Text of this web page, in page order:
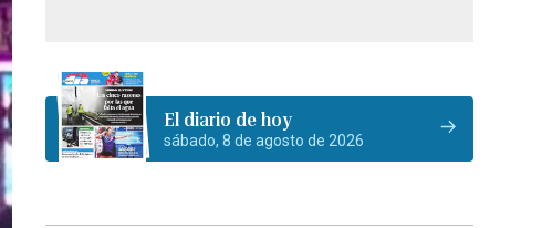
El diario de hoy
sábado, 8 de agosto de 2026